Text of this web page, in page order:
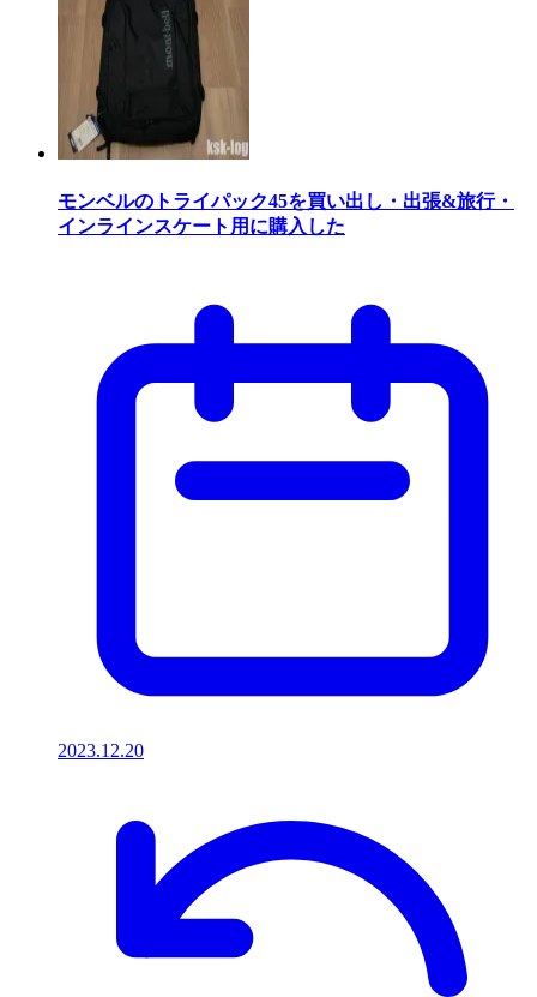
モンベルのトライパック45を買い出し・出張&旅行・
インラインスケート用に購入した
2023.12.20